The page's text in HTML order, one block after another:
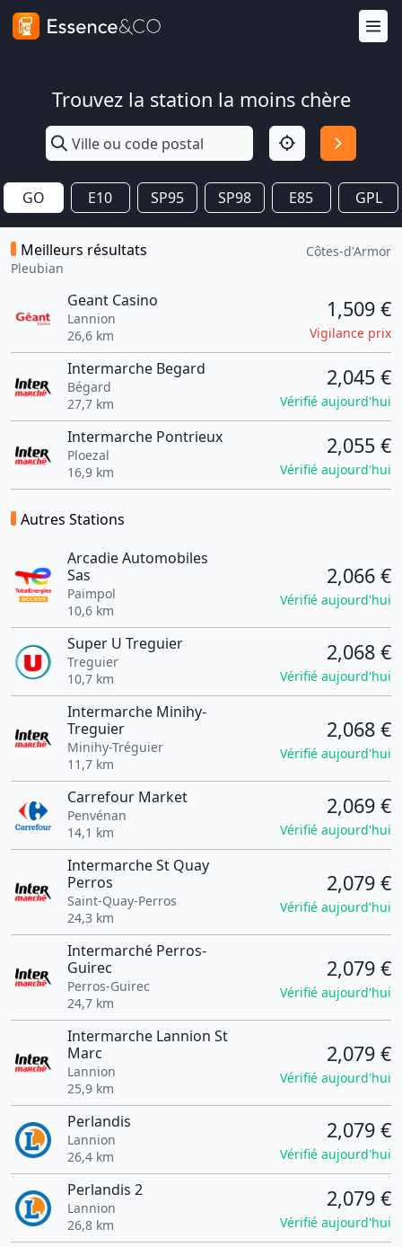
Trouvez la station la moins chère
GO E10 SP95 SP98 E85 GPL
Meilleurs résultats
Pleubian
Côtes-d'Armor
Geant Casino
Lannion
26,6 km
1,509 €
Vigilance prix
Intermarche Begard
Bégard
27,7 km
2,045 €
Vérifié aujourd'hui
Intermarche Pontrieux
Ploezal
16,9 km
2,055 €
Vérifié aujourd'hui
Autres Stations
Arcadie Automobiles
Sas
Paimpol
10,6 km
2,066 €
Vérifié aujourd'hui
Super U Treguier
Treguier
10,7 km
2,068 €
Vérifié aujourd'hui
Intermarche Minihy-
Treguier
Minihy-Tréguier
11,7 km
2,068 €
Vérifié aujourd'hui
Carrefour Market
Penvénan
14,1 km
2,069 €
Vérifié aujourd'hui
Intermarche St Quay
Perros
Saint-Quay-Perros
24,3 km
2,079 €
Vérifié aujourd'hui
Intermarché Perros-
Guirec
Perros-Guirec
24,7 km
2,079 €
Vérifié aujourd'hui
Intermarche Lannion St
Marc
Lannion
25,9 km
2,079 €
Vérifié aujourd'hui
Perlandis
Lannion
26,4 km
2,079 €
Vérifié aujourd'hui
Perlandis 2
Lannion
26,8 km
2,079 €
Vérifié aujourd'hui